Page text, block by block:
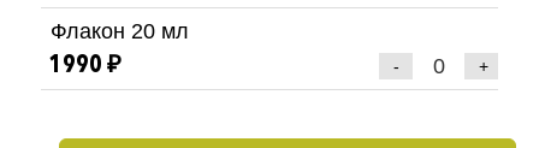
Флакон 20 мл
1990 ₽
- +